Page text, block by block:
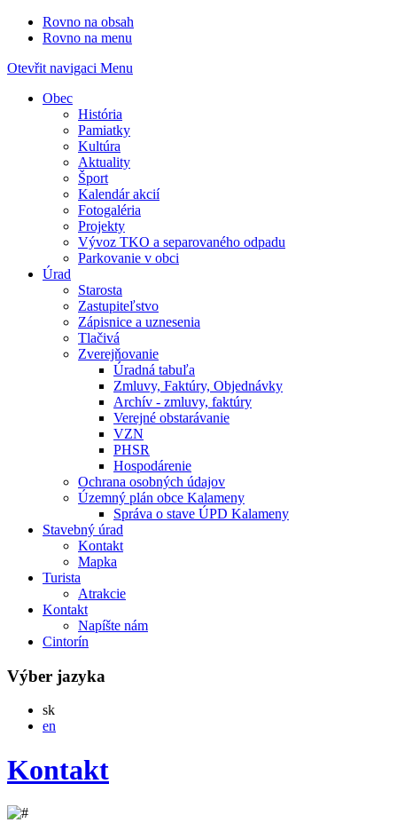
Rovno na obsah
Rovno na menu
Otevřit navigaci Menu
Obec
História
Pamiatky
Kultúra
Aktuality
Šport
Kalendár akcií
Fotogaléria
Projekty
Vývoz TKO a separovaného odpadu
Parkovanie v obci
Úrad
Starosta
Zastupiteľstvo
Zápisnice a uznesenia
Tlačivá
Zverejňovanie
Úradná tabuľa
Zmluvy, Faktúry, Objednávky
Archív - zmluvy, faktúry
Verejné obstarávanie
VZN
PHSR
Hospodárenie
Ochrana osobných údajov
Územný plán obce Kalameny
Správa o stave ÚPD Kalameny
Stavebný úrad
Kontakt
Mapka
Turista
Atrakcie
Kontakt
Napíšte nám
Cintorín
Výber jazyka
skSlovensky
en
Kontakt